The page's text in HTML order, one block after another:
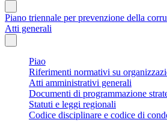
Piano triennale per prevenzione della
Atti generali
Piao
Riferimenti normativi su
Atti amministrativi generali
Documenti di programmazione
Statuti e leggi regionali
Codice disciplinare e codice di